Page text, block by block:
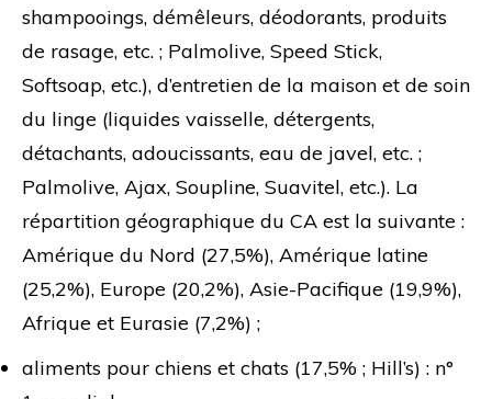
shampooings, démêleurs, déodorants, produits
de rasage, etc. ; Palmolive, Speed Stick,
Softsoap, etc.), d’entretien de la maison et de soin
du linge (liquides vaisselle, détergents,
détachants, adoucissants, eau de javel, etc. ;
Palmolive, Ajax, Soupline, Suavitel, etc.). La
répartition géographique du CA est la suivante :
Amérique du Nord (27,5%), Amérique latine
(25,2%), Europe (20,2%), Asie-Pacifique (19,9%),
Afrique et Eurasie (7,2%) ;
aliments pour chiens et chats (17,5% ; Hill’s) : n°